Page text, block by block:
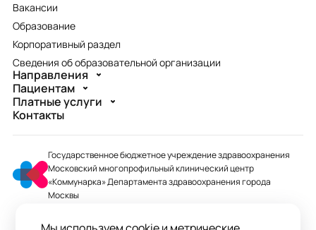
Вакансии
Образование
Корпоративный раздел
Сведения об образовательной организации
Направления
Пациентам
Платные услуги
Контакты
Государственное бюджетное учреждение здравоохранения
Московский многопрофильный клинический центр
«Коммунарка» Департамента здравоохранения города
Москвы